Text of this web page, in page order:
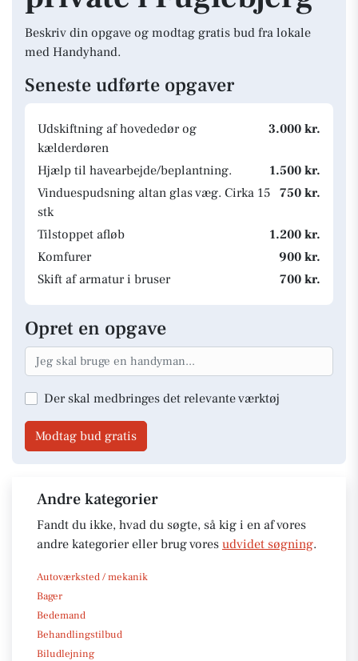
Beskriv din opgave og modtag gratis bud fra lokale
med Handyhand.
Seneste udførte opgaver
Udskiftning af hovededør og
kælderdøren
3.000 kr.
Hjælp til havearbejde/beplantning.
1.500 kr.
Vinduespudsning altan glas væg. Cirka 15
stk
750 kr.
Tilstoppet afløb
1.200 kr.
Komfurer
900 kr.
Skift af armatur i bruser
700 kr.
Opret en opgave
Der skal medbringes det relevante værktøj
Modtag bud gratis
Andre kategorier
Fandt du ikke, hvad du søgte, så kig i en af vores
andre kategorier eller brug vores udvidet søgning.
Autoværksted / mekanik
Bager
Bedemand
Behandlingstilbud
Biludlejning